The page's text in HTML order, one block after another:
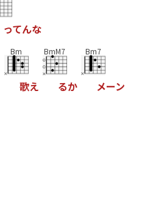
ってんな
Bm
歌え
BmM7
るか
Bm7
メーン